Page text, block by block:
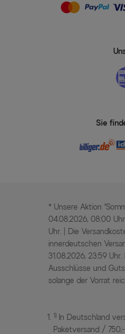
Sie
* Unsere Aktion
04.08.2026, 08:00
Uhr. | Die
innerdeutschen
31.08.2026, 23:59
Ausschlüsse und
solange der Vorrat
1) In Deutschland
Paketversand /